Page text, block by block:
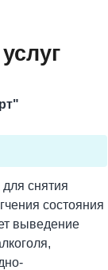
снятия
состояния
выведение